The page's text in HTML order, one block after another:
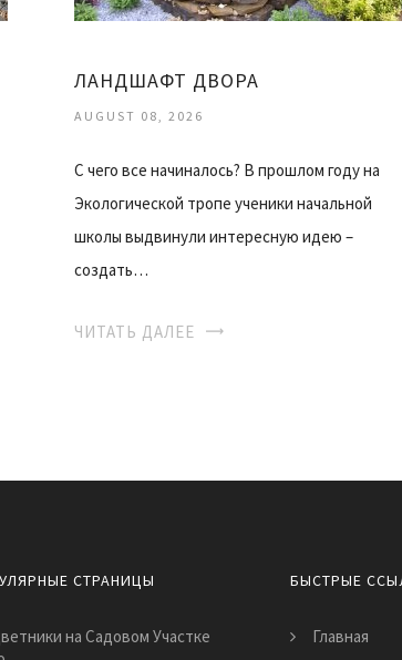
ЛАНДШАФТ ДВОРА
AUGUST 08, 2026
С чего все начиналось? В прошлом году на
Экологической тропе ученики начальной
школы выдвинули интересную идею –
создать…
ЧИТАТЬ ДАЛЕЕ
СТРАНИЦЫ
на Садовом Участке
БЫСТРЫЕ
Главная